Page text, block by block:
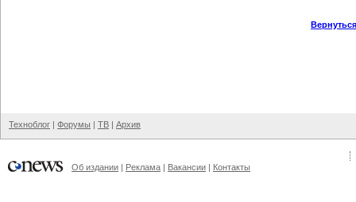
Техноблог | Форумы | ТВ | Архив
Об издании | Реклама | Вакансии | Контакты